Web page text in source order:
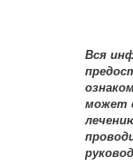
Вся
может